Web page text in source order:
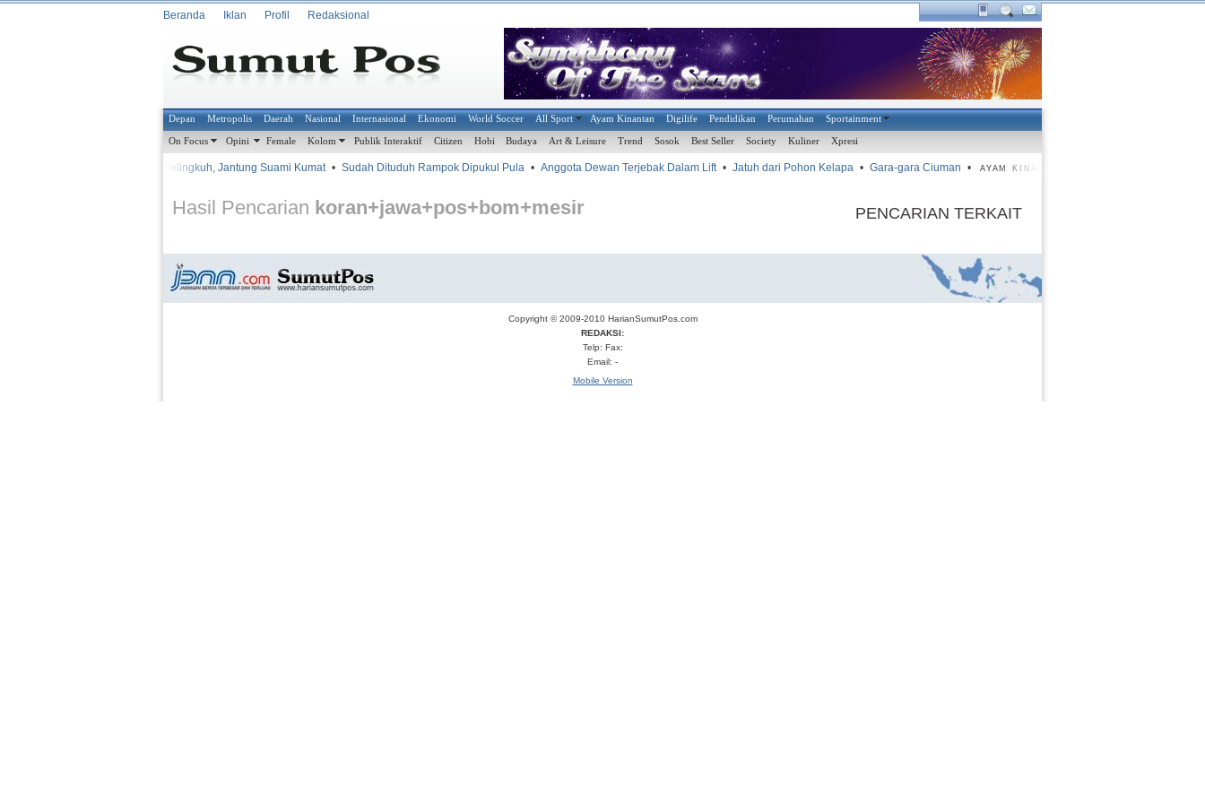
Beranda Iklan Profil Redaksional
Depan Metropolis Daerah Nasional Internasional Ekonomi World Soccer All Sport Ayam Kinantan Digilife Pendidikan Perumahan Sportainment
On Focus Opini Female Kolom Publik Interaktif Citizen Hobi Budaya Art & Leisure Trend Sosok Best Seller Society Kuliner Xpresi
Istri Selingkuh, Jantung Suami Kumat • Sudah Dituduh Rampok Dipukul Pula Anggota Dewan Terjebak Dalam Lift • Jatuh dari Pohon Kelapa Gara-gara Ciuman AYAM KINANTAN
Hasil Pencarian koran+jawa+pos+bom+mesir PENCARIAN TERKAIT
Copyright © 2009-2010 HarianSumutPos.com
REDAKSI:
Telp: Fax:
Email: -
Mobile Version